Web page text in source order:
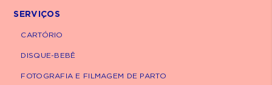
SERVIÇOS
CARTÓRIO
DISQUE-BEBÊ
FOTOGRAFIA E FILMAGEM DE PARTO